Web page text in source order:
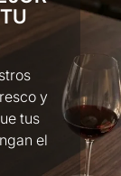
y
tus
el